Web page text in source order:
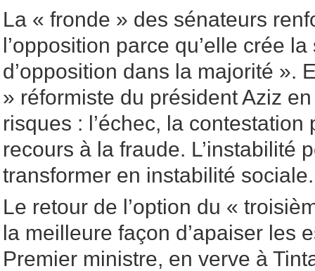
La « fronde » des sénateurs
l’opposition parce qu’elle crée
d’opposition dans la majorité ».
» réformiste du président Aziz
risques : l’échec, la
recours à la fraude. L’instabilité
transformer en instabilité sociale.
Le retour de l’option du «
la meilleure façon d’apaiser les
Premier ministre, en verve à